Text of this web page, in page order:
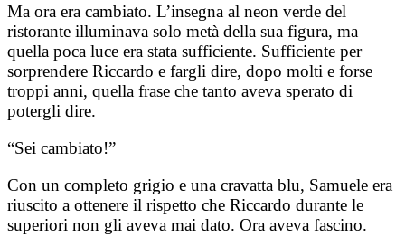
Ma ora era cambiato. L’insegna al neon verde del
ristorante illuminava solo metà della sua figura, ma
quella poca luce era stata sufficiente. Sufficiente per
sorprendere Riccardo e fargli dire, dopo molti e forse
troppi anni, quella frase che tanto aveva sperato di
potergli dire.
“Sei cambiato!”
Con un completo grigio e una cravatta blu, Samuele era
riuscito a ottenere il rispetto che Riccardo durante le
superiori non gli aveva mai dato. Ora aveva fascino.